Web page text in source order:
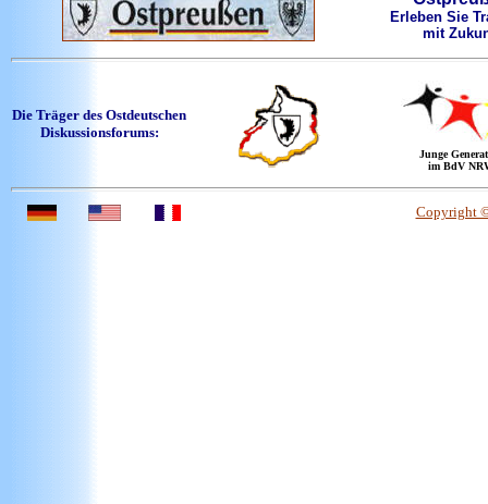
Erleben Sie
mit
Die Träger des Ostdeutschen
Diskussionsforums:
Junge
im BdV
Copyright